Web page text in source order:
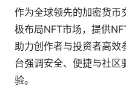
作为全球领先的加密货币
极布局NFT市场，提供
助力创作者与投资者高效
台强调安全、便捷与社区
验。